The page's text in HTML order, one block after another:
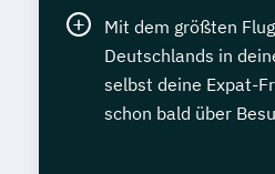
Mit dem größten
Deutschlands in
selbst deine Expat-
schon bald über